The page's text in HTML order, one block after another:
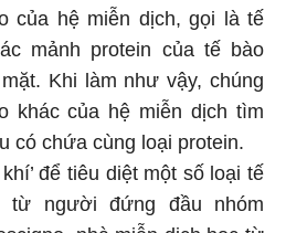
của hệ miễn dịch, gọi là tế
mảnh protein của tế bào
Khi làm như vậy, chúng
khác của hệ miễn dịch tìm
có chứa cùng loại protein.
để tiêu diệt một số loại tế
từ người đứng đầu nhóm